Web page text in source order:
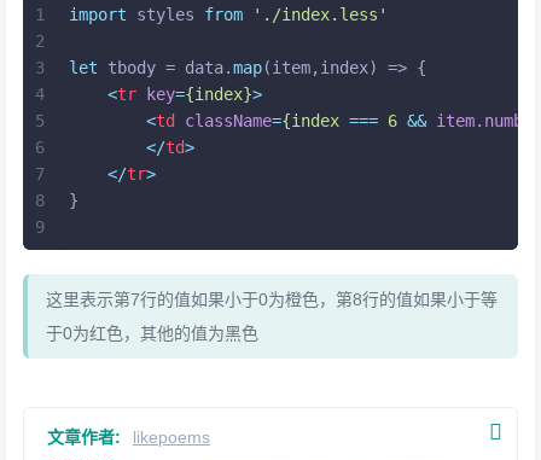
1
2
3
4
5
6
7
8
9
import styles from './index.less'
let tbody = data.map(item,index) => {
<tr key={index}>
<td className={index === 6 && item.number
</td>
</tr>
}
这里表示第7行的值如果小于0为橙色，第8行的值如果小于等
于0为红色，其他的值为黑色
文章作者:
likepoems